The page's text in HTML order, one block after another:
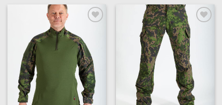
tuotteella
on
useampi
muunnelma.
Voit
tehdä
valinnat
tuotteen
sivulla.
wishlist